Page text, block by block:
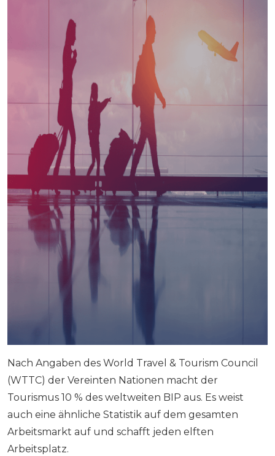
Nach Angaben des World Travel & Tourism Council
(WTTC) der Vereinten Nationen macht der
Tourismus 10 % des weltweiten BIP aus. Es weist
auch eine ähnliche Statistik auf dem gesamten
Arbeitsmarkt auf und schafft jeden elften
Arbeitsplatz.